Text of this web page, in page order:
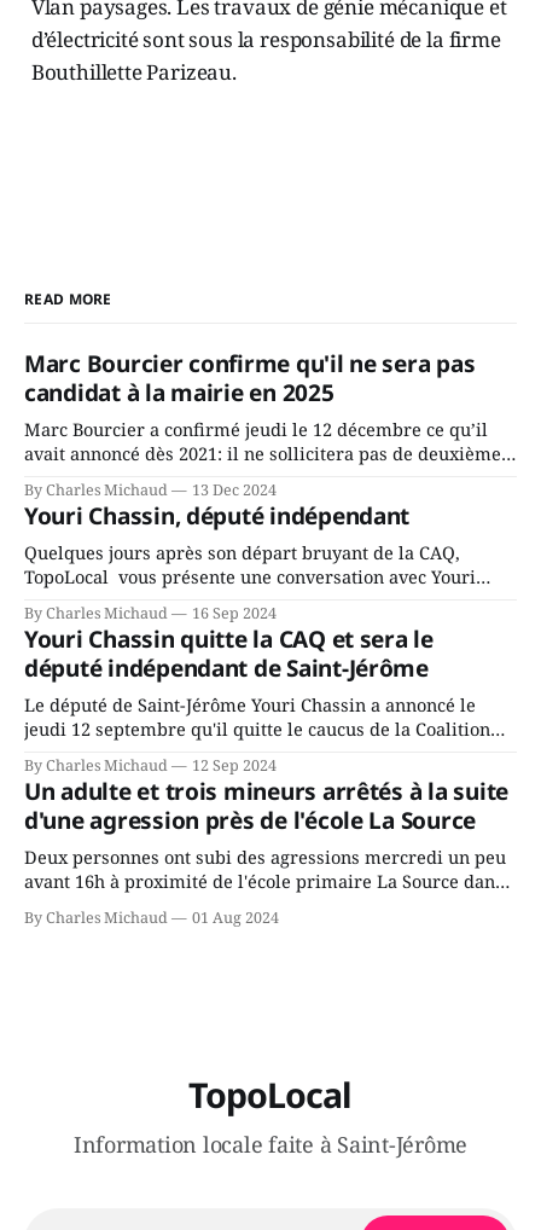
Vlan paysages. Les travaux de génie mécanique et
d’électricité sont sous la responsabilité de la firme
Bouthillette Parizeau.
READ MORE
Marc Bourcier confirme qu'il ne sera pas
candidat à la mairie en 2025
Marc Bourcier a confirmé jeudi le 12 décembre ce qu’il
avait annoncé dès 2021: il ne sollicitera pas de deuxième
mandat à titre de maire de Saint-Jérôme. Bourcier en a
fait l’annonce en s’adressant aux employés de la ville,
rassemblés en soirée pour leur traditionnel souper
By Charles Michaud 13 Dec 2024
Youri Chassin, député indépendant
Quelques jours après son départ bruyant de la CAQ,
TopoLocal vous présente une conversation avec Youri
Chassin. Nous avons causé de sa décision. Y songeait-il
depuis longtemps? Sera-t-il candidat indépendant dans 2
ans? Joindrait-il un autre parti, par exemple les
conservateurs d’Éric Duhaime? Que lui
By Charles Michaud 16 Sep 2024
Youri Chassin quitte la CAQ et sera le
député indépendant de Saint-Jérôme
Le député de Saint-Jérôme Youri Chassin a annoncé le
jeudi 12 septembre qu'il quitte le caucus de la Coalition
Avenir Québec de François Legault parce qu'il est déçu du
gouvernement de la CAQ, surtout de son incapacité, qu'il
juge chronique, à offrir des
By Charles Michaud 12 Sep 2024
Un adulte et trois mineurs arrêtés à la suite
d'une agression près de l'école La Source
Deux personnes ont subi des agressions mercredi un peu
avant 16h à proximité de l'école primaire La Source dans
le secteur Bellefeuille de Saint-Jérôme. L'une de deux
victimes aurait été écrasée sous un véhicule et aspergée
By Charles Michaud 01 Aug 2024
TopoLocal
Information locale faite à Saint-Jérôme